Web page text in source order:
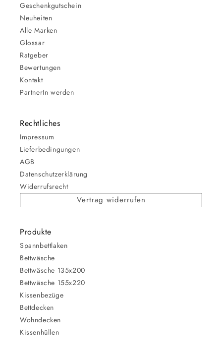
Geschenkgutschein
Neuheiten
Alle Marken
Glossar
Ratgeber
Bewertungen
Kontakt
PartnerIn werden
Rechtliches
Impressum
Lieferbedingungen
AGB
Datenschutzerklärung
Widerrufsrecht
Vertrag widerrufen
Produkte
Spannbettlaken
Bettwäsche
Bettwäsche 135x200
Bettwäsche 155x220
Kissenbezüge
Bettdecken
Wohndecken
Kissenhüllen